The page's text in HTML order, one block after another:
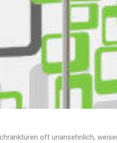
oft unansehnlich,